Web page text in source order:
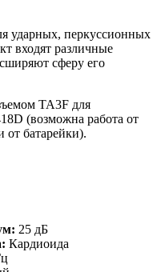
ударных, перкуссионных
входят различные
сферу его
TA3F для
(возможна работа от
от батарейки).
25 дБ
Кардиоида